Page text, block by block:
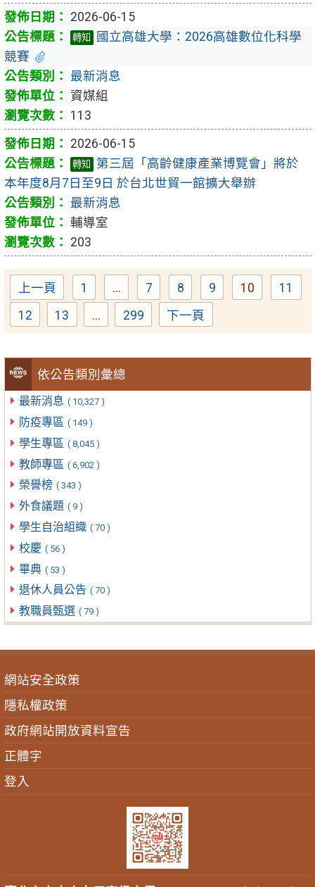
依公告類別彙總
最新消息 ( 10,327 )
防疫專區 ( 149 )
學生專區 ( 8,045 )
教師專區 ( 6,902 )
榮譽榜 ( 343 )
外食議題 ( 9 )
學生自治組織 ( 70 )
校慶 ( 56 )
畢典 ( 53 )
退休人員公告 ( 70 )
教職員甄選 ( 79 )
2026-06-15
轉知
國立高雄大學：2026高雄數位化科學
競賽
最新消息
資媒組
113
2026-06-15
轉知
第三屆「高齡健康產業博覽會」將於
本年度8月7日至9日 於台北世貿一館擴大舉辦
最新消息
輔導室
203
上一頁 Page
1 ... Page
7 Page
8 Page
9 Page
10 Page
11
Page
12 Page
13 ... Page
299 下一頁
網站安全政策
隱私權政策
政府網站開放資料宣告
正體字
登入